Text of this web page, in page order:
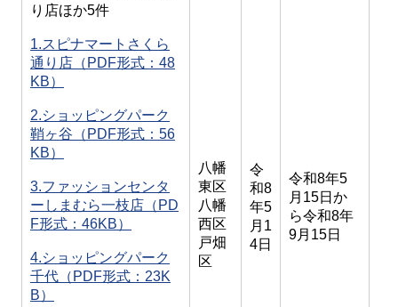
り店ほか5件
1.スピナマートさくら
通り店（PDF形式：48
KB）
2.ショッピングパーク
鞘ヶ谷（PDF形式：56
KB）
3.ファッションセンタ
ーしまむら一枝店（PD
F形式：46KB）
4.ショッピングパーク
千代（PDF形式：23K
B）
八幡
東区
八幡
西区
戸畑
区
令
和8
年5
月1
4日
令和8年5
月15日か
ら令和8年
9月15日